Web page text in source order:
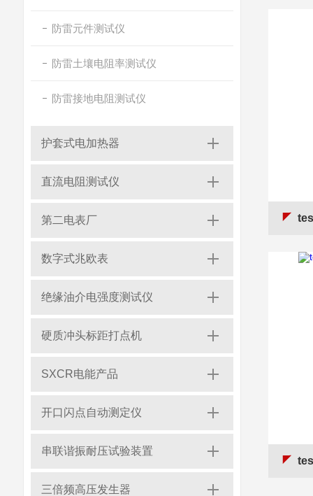
防雷元件测试仪
防雷土壤电阻率测试仪
防雷接地电阻测试仪
护套式电加热器
直流电阻测试仪
第二电表厂
数字式兆欧表
绝缘油介电强度测试仪
硬质冲头标距打点机
SXCR电能产品
开口闪点自动测定仪
串联谐振耐压试验装置
三倍频高压发生器